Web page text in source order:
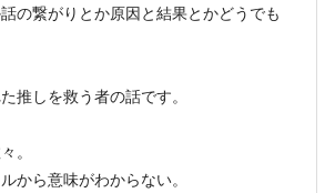
の繋がりとか原因と結果とかどうでも
推しを救う者の話です。
。
から意味がわからない。